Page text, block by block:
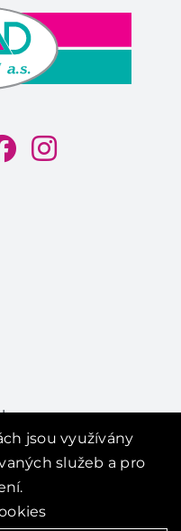
jsou využívány
služeb a pro